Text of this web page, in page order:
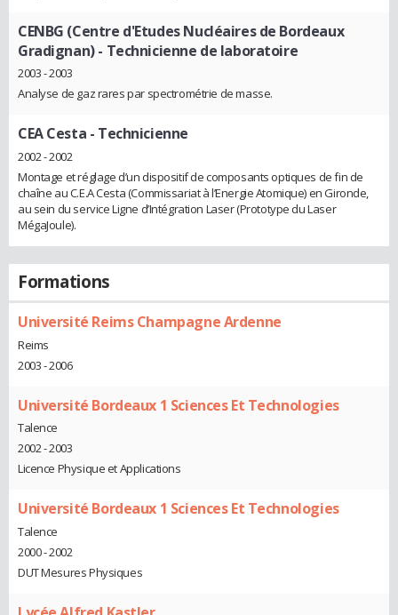
CENBG (Centre d'Etudes Nucléaires de Bordeaux
Gradignan)- Technicienne de laboratoire
2003 - 2003
Analyse de gaz rares par spectrométrie de masse.
CEA Cesta - Technicienne
2002 - 2002
Montage et réglage d’un dispositif de composants optiques de fin de
chaîne au C.E.A Cesta (Commissariat à l’Energie Atomique) en Gironde,
au sein du service Ligne d’Intégration Laser (Prototype du Laser
MégaJoule).
Formations
Université Reims Champagne Ardenne
Reims
2003 - 2006
Université Bordeaux 1 Sciences Et Technologies
Talence
2002 - 2003
Licence Physique et Applications
Université Bordeaux 1 Sciences Et Technologies
Talence
2000 - 2002
DUT Mesures Physiques